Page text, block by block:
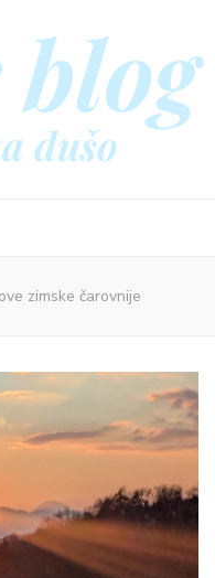
dušo
zimske čarovnije